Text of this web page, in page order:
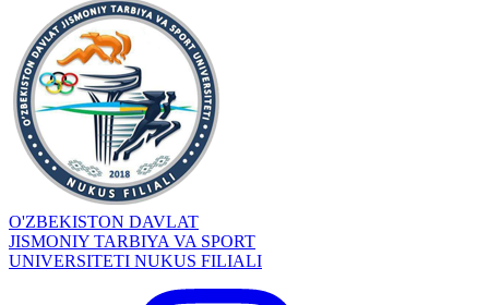
O'ZBEKISTON DAVLAT
JISMONIY TARBIYA VA SPORT
UNIVERSITETI NUKUS FILIALI